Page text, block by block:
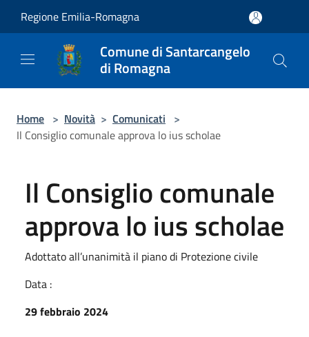
Regione Emilia-Romagna
Comune di Santarcangelo
di Romagna
Home > Novità > Comunicati >
Il Consiglio comunale approva lo ius scholae
Il Consiglio comunale
approva lo ius scholae
Adottato all’unanimità il piano di Protezione civile
Data :
29 febbraio 2024